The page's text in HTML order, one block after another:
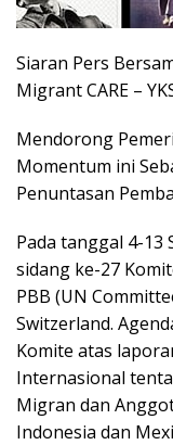
Siaran Pers
Migrant CARE –
Mendorong
Momentum ini
Penuntasan
Pada tanggal 4-13
sidang ke-27
PBB (UN
Switzerland.
Komite atas
Internasional
Migran dan
Indonesia dan